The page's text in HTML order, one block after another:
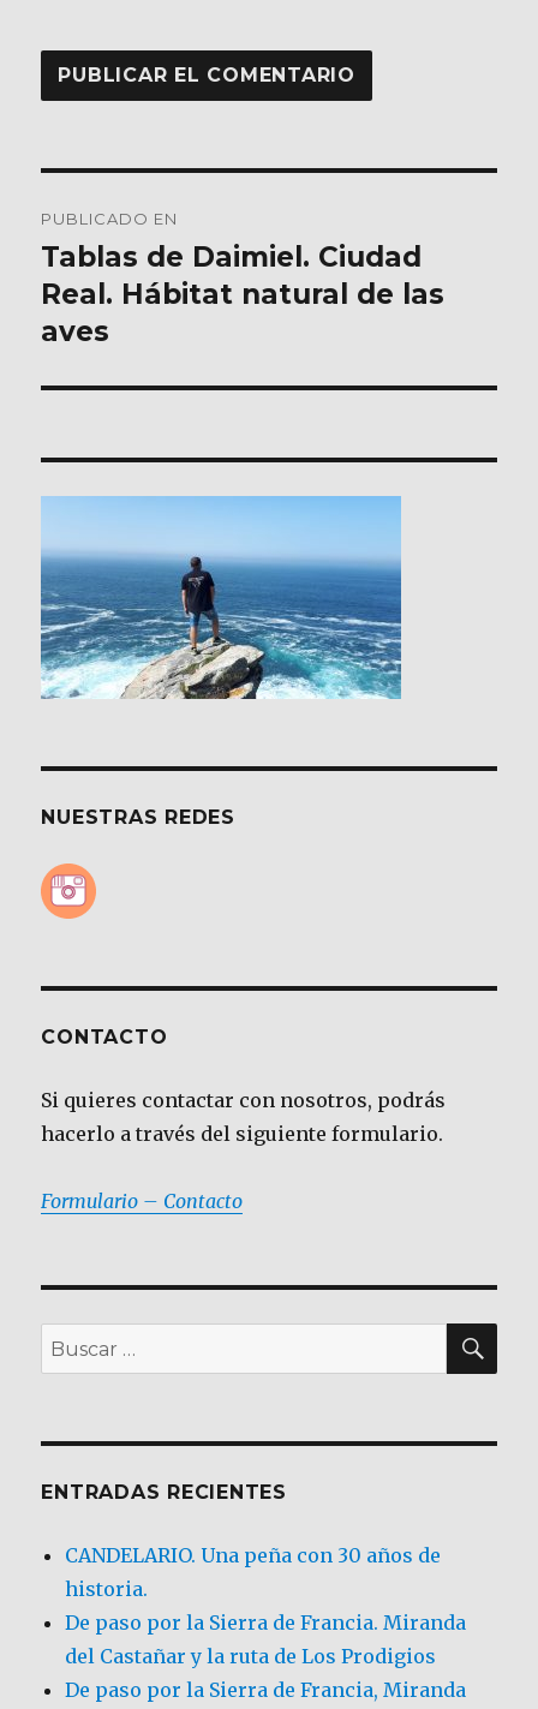
de
entradas
PUBLICADO EN
Tablas de Daimiel. Ciudad
Real. Hábitat natural de las
aves
NUESTRAS REDES
CONTACTO
Si quieres contactar con nosotros, podrás
hacerlo a través del siguiente formulario.
Formulario – Contacto
Buscar
por:
ENTRADAS RECIENTES
CANDELARIO. Una peña con 30 años de
historia.
De paso por la Sierra de Francia. Miranda
del Castañar y la ruta de Los Prodigios
De paso por la Sierra de Francia, Miranda